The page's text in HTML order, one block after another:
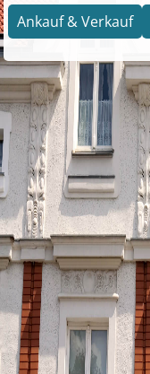
Ankauf & Verkauf